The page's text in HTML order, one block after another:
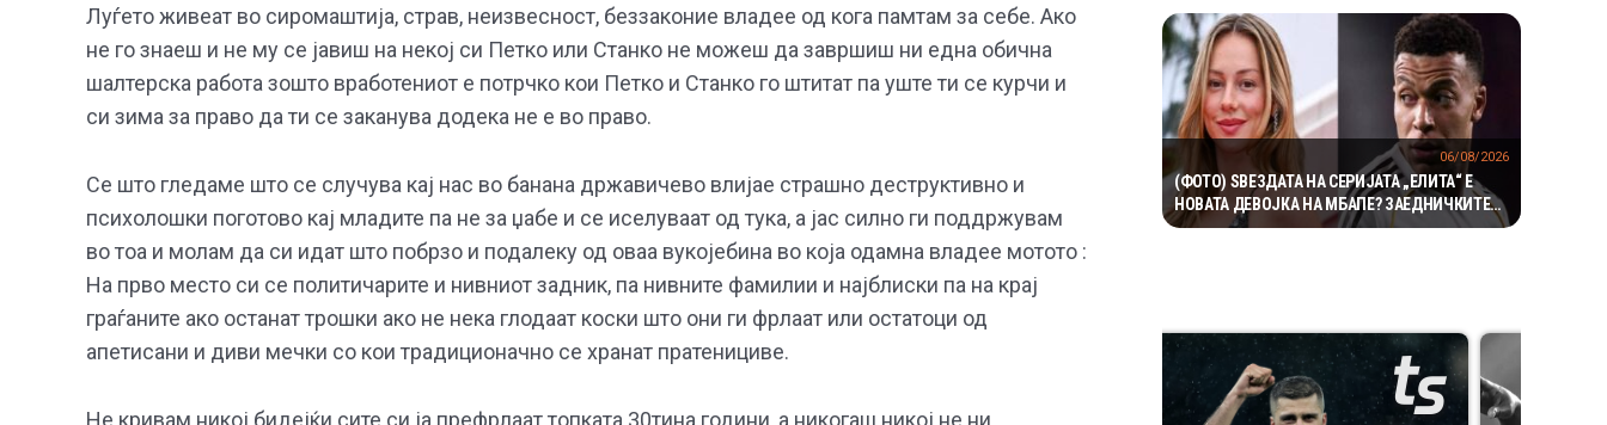
Луѓето живеат во сиромаштија, страв, неизвесност, беззаконие владее од кога памтам за себе. Ако
не го знаеш и не му се јавиш на некој си Петко или Станко не можеш да завршиш ни една обична
шалтерска работа зошто вработениот е потрчко кои Петко и Станко го штитат па уште ти се курчи и
си зима за право да ти се заканува додека не е во право.
Се што гледаме што се случува кај нас во банана државичево влијае страшно деструктивно и
психолошки поготово кај младите па не за џабе и се иселуваат од тука, а јас силно ги поддржувам
во тоа и молам да си идат што побрзо и подалеку од оваа вукојебина во која одамна владее мотото :
На прво место си се политичарите и нивниот задник, па нивните фамилии и најблиски па на крај
граѓаните ако останат трошки ако не нека глодаат коски што они ги фрлаат или остатоци од
апетисани и диви мечки со кои традиционачно се хранат пратенициве.
Не кривам никој бидејќи сите си ја префрлаат топката 30тина години, а никогаш никој не ни
НАСМЕА СИТЕ
(ФОТО) ЅВЕЗДАТА НА СЕРИЈАТА „ЕЛИТА“ Е
НОВАТА ДЕВОЈКА НА МБАПЕ? ЗАЕДНИЧКИТЕ
ФОТОГРАФИИ ГИ РАЗГОРЕА ГЛАСИНИТЕ
06/08/2026